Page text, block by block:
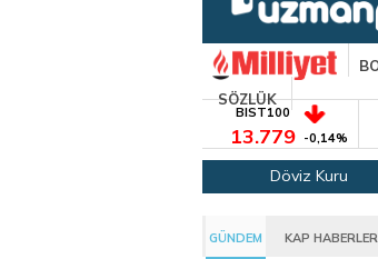
SÖZLÜK
BIST100
13.779 -0,14%
Döviz Kuru
GÜNDEM KAP